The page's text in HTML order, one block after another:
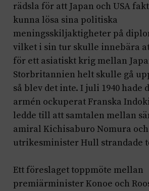
rädsla för att Japan och USA
kunna lösa sina politiska
meningsskiljaktigheter på
vilket i sin tur skulle innebära
för ett asiatiskt krig mellan
Storbritannien helt skulle gå
så blev det inte. I juli 1940 hade
armén ockuperat Franska
ledde till att samtalen mellan
amiral Kichisaburo Nomura och
utrikesminister Hull strandade
Ett föreslaget toppmöte mellan
premiärminister Konoe och